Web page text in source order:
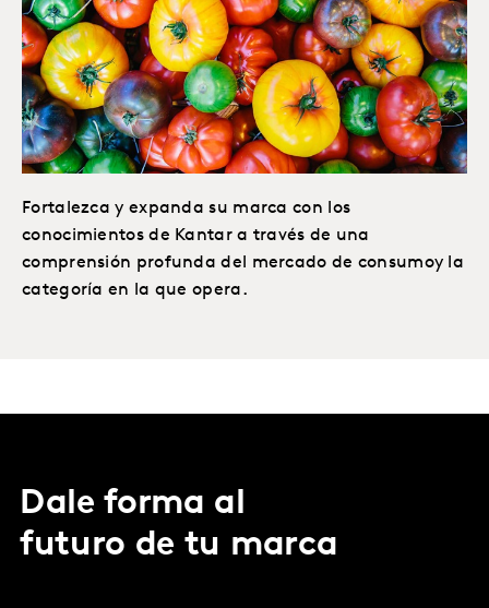
Fortalezca y expanda su marca con los
conocimientos de Kantar a través de una
comprensión profunda del mercado de consumoy la
categoría en la que opera.
Dale forma al
futuro de tu marca